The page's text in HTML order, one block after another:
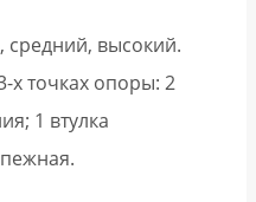
средний, высокий.
х точках опоры: 2
1 втулка